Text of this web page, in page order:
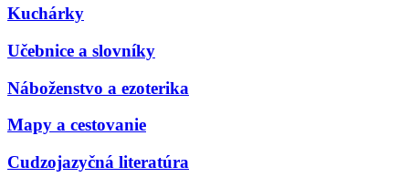
Kuchárky
Učebnice a slovníky
Náboženstvo a ezoterika
Mapy a cestovanie
Cudzojazyčná literatúra